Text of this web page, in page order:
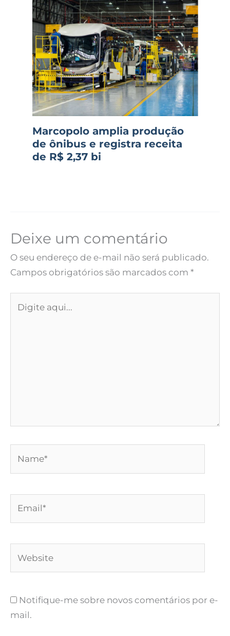
Marcopolo amplia produção
de ônibus e registra receita
de R$ 2,37 bi
Deixe um comentário
O seu endereço de e-mail não será publicado.
Campos obrigatórios são marcados com *
aqui...
Notifique-me sobre novos comentários por e-
mail.